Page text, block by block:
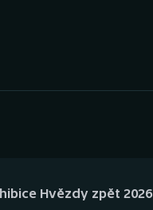
Plážový volejbal
Hvězdy zpět 2026